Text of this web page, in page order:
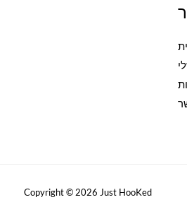
Copyright © 2026 Just HooKed